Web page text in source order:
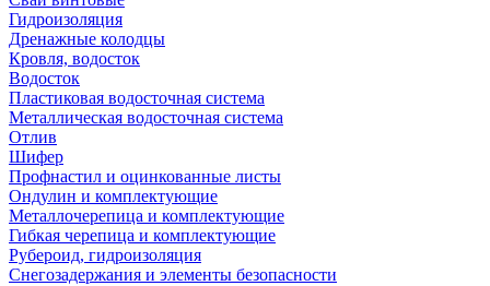
Гидроизоляция
Дренажные колодцы
Кровля, водосток
Водосток
Пластиковая водосточная система
Металлическая водосточная система
Отлив
Шифер
Профнастил и оцинкованные листы
Ондулин и комплектующие
Металлочерепица и комплектующие
Гибкая черепица и комплектующие
Рубероид, гидроизоляция
Снегозадержания и элементы безопасности